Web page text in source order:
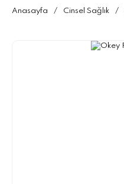
Anasayfa Cinsel Sağlık